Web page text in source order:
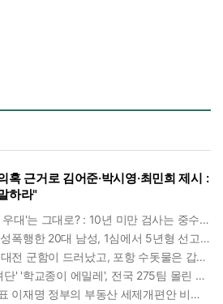
혹 근거로 김어준·박시영·최민희 제시 :
하라"
검찰청 간판 떼도 '검사 우대'는 그대로? : 10년 미만 검사는 중수청 4급 수사관으로 직행한다
부모 외출 틈타 여동생 성폭행한 20대 남성, 1심에서 5년형 선고 : 친족 간 '암수범죄'의 심각성
다뉴브강에 제2차 세계대전 군함이 드러났고, 포항 수돗물은 갑자기 짜졌다 : 폭염·가뭄이 만든 낯선 풍경
[허프 트렌드] '방탑고려단' '학교종이 에밀레', 전국 275팀 몰린 2026년 국립중앙박물관 분장대회 : 숨은 실력자들 나온다
조국 조국혁신당 전 대표 이재명 정부의 부동산 세제개편안 비판했다 : '공공주택 대전환' 촉구